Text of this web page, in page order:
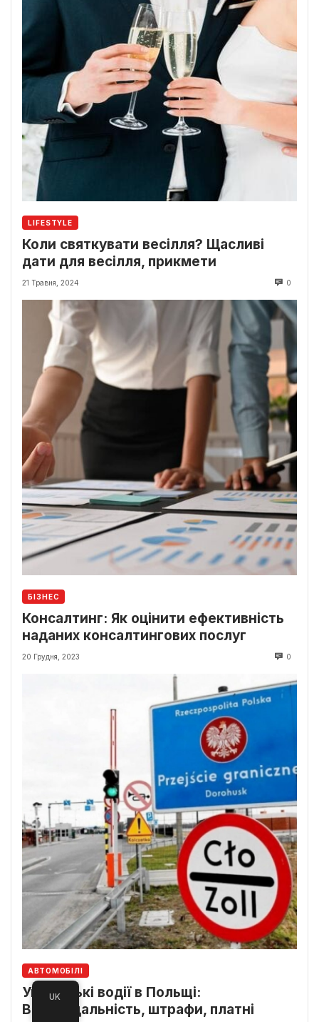
LIFESTYLE
Коли святкувати весілля? Щасливі
дати для весілля, прикмети
21 Травня, 2024 0
БІЗНЕС
Консалтинг: Як оцінити ефективність
наданих консалтингових послуг
20 Грудня, 2023 0
АВТОМОБІЛІ
Українські водії в Польщі:
Відповідальність, штрафи, платні
UK